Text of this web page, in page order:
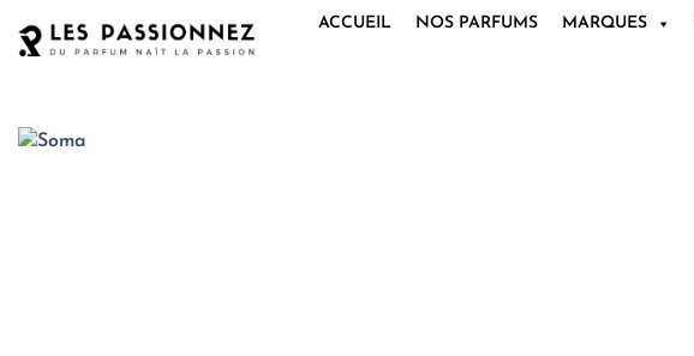
au
ACCUEIL NOS PARFUMS MARQUES